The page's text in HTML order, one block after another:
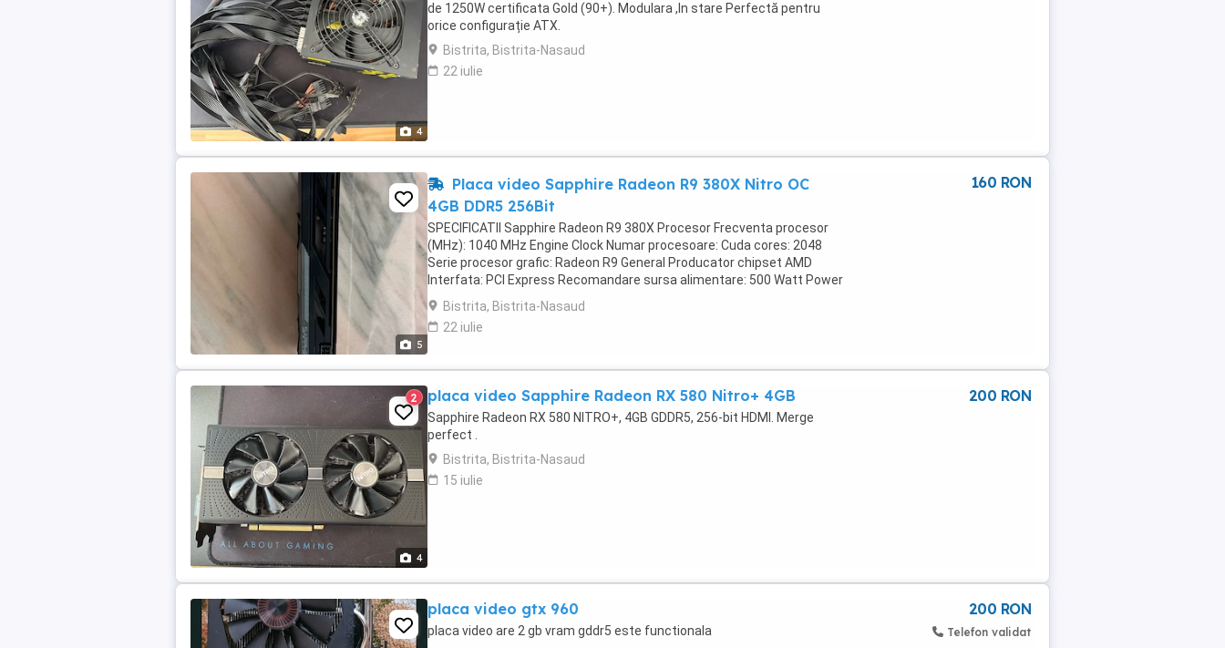
4
de 1250W certificata Gold (90+). Modulara ,In stare Perfectă pentru
orice configurație ATX.
Bistrita, Bistrita-Nasaud
22 iulie
5
Placa video Sapphire Radeon R9 380X Nitro OC
4GB DDR5 256Bit
SPECIFICATII Sapphire Radeon R9 380X Procesor Frecventa procesor
(MHz): 1040 MHz Engine Clock Numar procesoare: Cuda cores: 2048
Serie procesor grafic: Radeon R9 General Producator chipset AMD
Interfata: PCI Express Recomandare sursa alimentare: 500 Watt Power
Supply (Suggestion) Tehnologie de fabricatie: 28 ...
Bistrita, Bistrita-Nasaud
22 iulie
160 RON
4
2 placa video Sapphire Radeon RX 580 Nitro+ 4GB
Sapphire Radeon RX 580 NITRO+, 4GB GDDR5, 256-bit HDMI. Merge
perfect .
Bistrita, Bistrita-Nasaud
15 iulie
200 RON
placa video gtx 960
placa video are 2 gb vram gddr5 este functionala
200 RON
Telefon validat